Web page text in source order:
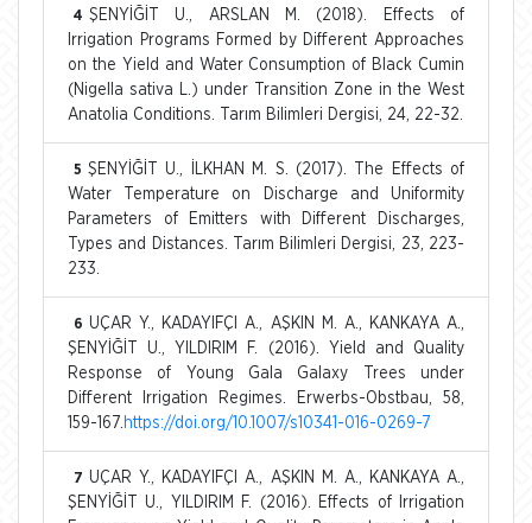
4 ŞENYİĞİT U., ARSLAN M. (2018). Effects of
Irrigation Programs Formed by Different Approaches
on the Yield and Water Consumption of Black Cumin
(Nigella sativa L.) under Transition Zone in the West
Anatolia Conditions. Tarım Bilimleri Dergisi, 24, 22-32.
5 ŞENYİĞİT U., İLKHAN M. S. (2017). The Effects of
Water Temperature on Discharge and Uniformity
Parameters of Emitters with Different Discharges,
Types and Distances. Tarım Bilimleri Dergisi, 23, 223-
233.
6 UÇAR Y., KADAYIFÇI A., AŞKIN M. A., KANKAYA A.,
ŞENYİĞİT U., YILDIRIM F. (2016). Yield and Quality
Response of Young Gala Galaxy Trees under
Different Irrigation Regimes. Erwerbs-Obstbau, 58,
159-167. https://doi.org/10.1007/s10341-016-0269-7
7 UÇAR Y., KADAYIFÇI A., AŞKIN M. A., KANKAYA A.,
ŞENYİĞİT U., YILDIRIM F. (2016). Effects of Irrigation